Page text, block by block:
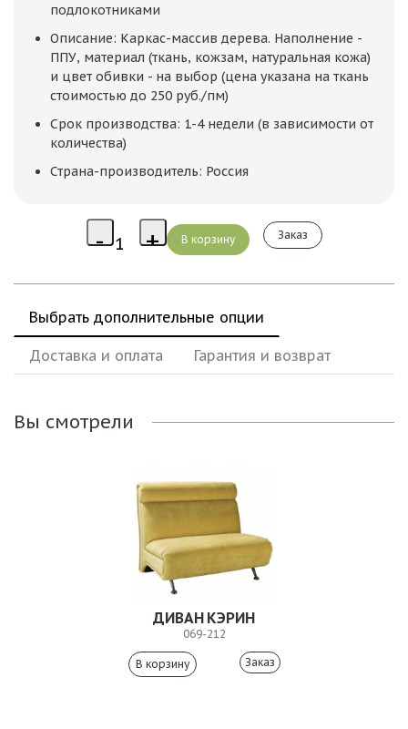
подлокотниками
Описание: Каркас-массив дерева. Наполнение -
ППУ, материал (ткань, кожзам, натуральная кожа)
и цвет обивки - на выбор (цена указана на ткань
стоимостью до 250 руб./пм)
Срок производства: 1-4 недели (в зависимости от
количества)
Страна-производитель: Россия
Заказ
Выбрать дополнительные опции
Доставка и оплата Гарантия и возврат
Вы смотрели
ДИВАН КЭРИН
069-212
Заказ